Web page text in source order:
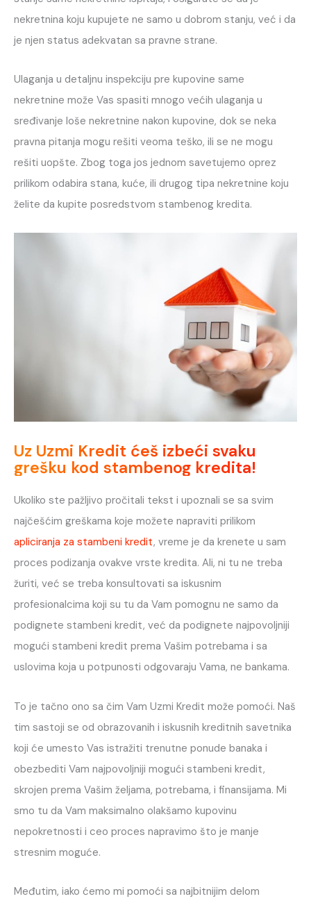
nekretnina koju kupujete ne samo u dobrom stanju, već i da
je njen status adekvatan sa pravne strane.
Ulaganja u detaljnu inspekciju pre kupovine same
nekretnine može Vas spasiti mnogo većih ulaganja u
sređivanje loše nekretnine nakon kupovine, dok se neka
pravna pitanja mogu rešiti veoma teško, ili se ne mogu
rešiti uopšte. Zbog toga jos jednom savetujemo oprez
prilikom odabira stana, kuće, ili drugog tipa nekretnine koju
želite da kupite posredstvom stambenog kredita.
Uz Uzmi Kredit ćeš izbeći svaku
grešku kod stambenog kredita!
Ukoliko ste pažljivo pročitali tekst i upoznali se sa svim
najčešćim greškama koje možete napraviti prilikom
apliciranja za stambeni kredit, vreme je da krenete u sam
proces podizanja ovakve vrste kredita. Ali, ni tu ne treba
žuriti, već se treba konsultovati sa iskusnim
profesionalcima koji su tu da Vam pomognu ne samo da
podignete stambeni kredit, već da podignete najpovoljniji
mogući stambeni kredit prema Vašim potrebama i sa
uslovima koja u potpunosti odgovaraju Vama, ne bankama.
To je tačno ono sa čim Vam Uzmi Kredit može pomoći. Naš
tim sastoji se od obrazovanih i iskusnih kreditnih savetnika
koji će umesto Vas istražiti trenutne ponude banaka i
obezbediti Vam najpovoljniji mogući stambeni kredit,
skrojen prema Vašim željama, potrebama, i finansijama. Mi
smo tu da Vam maksimalno olakšamo kupovinu
nepokretnosti i ceo proces napravimo što je manje
stresnim moguće.
Međutim, iako ćemo mi pomoći sa najbitnijim delom